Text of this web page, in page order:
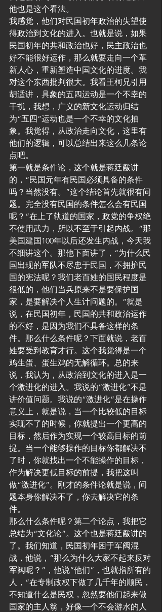
他也是这个看法。
我感觉，他们对民国初年政治的失望使
得政治到文化的进入。也就是说，如果
民国初年的共和政治也好，民主政治也
好不能很好运作，那么就要走向一个革
新人心，重新塑造中国文化的进度。我
对这个东西批判很大。我看王柯兄引用
胡适讲，具象的五四运动是一个不幸的
干扰，我想，广义的新文化运动归结
为“五四”运动也是一个不幸的文化抽
象。我觉得，从政治走向文化，这里有
他们的逻辑，可以总结出来这么几条论
点吧。
第一就是条件论，这个就是蒋廷黻讲
的，“民国元年有民国必须具备的条件
吗？当然没有。”这个结论首先就很有问
题。完全没有民国的条件怎么会有民国
呢？“在上了轨道的国家，政党的争权绝
不使用武力，所以不至于引起内战。”那
美国建国100年以后还发生内战，今天我
不细讲这个。那他下面讲了，“为什么民
国出现的军队不尽忠于民国，不拥护民
国的宪法呢？我们老百姓的国民程度是
很低的，他们当兵原来不是要保护国
家，是要解决个人生计问题的。”就是
说，在民国初年，民国的共和政治运作
的不好，是因为我们不具备这样的条
件。那么什么条件呢？下面就说，老百
姓要受到教育才行。这个我觉得是一个
鸡生蛋、蛋生鸡的无解循环。总的来
说，我认为，从政治到文化的进入是一
个激进化的进入。我说的“激进化”不是
讲价值问题。我说的“激进化”是在操作
意义上，就是说，当一个比较低的目标
实现不了的时候，你就提出一个更高的
目标，然后作为实现一个较高目标的前
提。当一个能够操作的目标你都解决不
了时，你就找出一个不能操作的目标，
作为解决更低目标的前提，我把这叫
做“激进化”。刚才的条件论就是说，问
题本身你解决不了，你去解决它的条
件。
那么什么条件呢？第二个论点，我把它
总结为“文化论”。这个也是蒋廷黻讲的
了。我们知道，民国初年困于军阀混
战，他说，“那么为什么大家不起来反对
军阀呢？”，他说“他们”，也就指所有的
人，“在专制政权下做了几千年的顺民，
不知道什么是民权，忽然要他们起来做
国家的主人翁，好像一个不会游水的人